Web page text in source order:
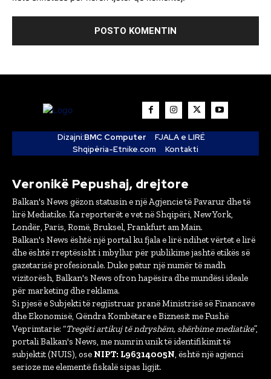
Dizajni:BMC Computer
FJALA e LIRË
Shqipëria-Etnike.com
Kontakti
Veronikë Pepushaj, drejtore
Balkan's News gëzon statusin e një Agjencie të Pavarur dhe të
lirë Mediatike. Ka reporterët e vet në Shqipëri, New York,
Londër, Paris, Romë, Bruksel, Frankfurt am Main.
Balkan's News është një portal ku fjala e lirë ndihet vërtet e lirë
dhe është rreptësisht i mbyllur për publikime jashtë etikës së
gazetarisë profesionale. Duke patur një numër të madh
vizitorësh, Balkan's News ofron hapësira dhe mundësi ideale
për marketing dhe reklama.
Si pjesë e Subjekti të regjistruar pranë Ministrisë së Financave
dhe Ekonomisë, Qëndra Kombëtare e Biznesit me Fushë
Veprimtarie: “Tregëti artikuj të ndryshëm, shërbime mediatike”,
portali Balkan's News, me numrin unik të identifikimit të
subjektit (NUIS), ose NIPT: L96314005N , është një agjenci
serioze me elementë fiskalë sipas ligjit.